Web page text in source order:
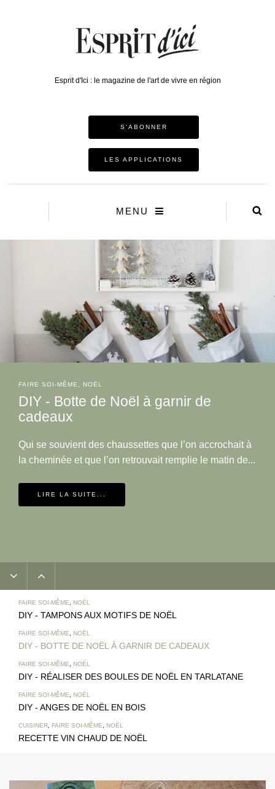
Esprit d'Ici : le magazine de l'art de vivre en région
S'ABONNER
LES APPLICATIONS
MENU
FAIRE SOI-MÊME NOËL
DIY - Botte de Noël à garnir de
cadeaux
Qui se souvient des chaussettes que l’on accrochait à
la cheminée et que l’on retrouvait remplie le matin de...
LIRE LA SUITE...
FAIRE SOI-MÊME NOËL
DIY - TAMPONS AUX MOTIFS DE NOËL
FAIRE SOI-MÊME NOËL
DIY - BOTTE DE NOËL À GARNIR DE CADEAUX
FAIRE SOI-MÊME NOËL
DIY - RÉALISER DES BOULES DE NOËL EN TARLATANE
FAIRE SOI-MÊME NOËL
DIY - ANGES DE NOËL EN BOIS
CUISINER FAIRE SOI-MÊME NOËL
RECETTE VIN CHAUD DE NOËL